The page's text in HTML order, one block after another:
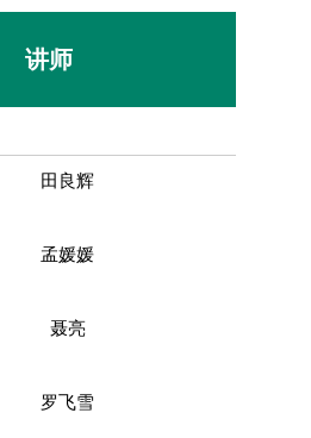
讲师
田良辉
孟媛媛
聂亮
罗飞雪